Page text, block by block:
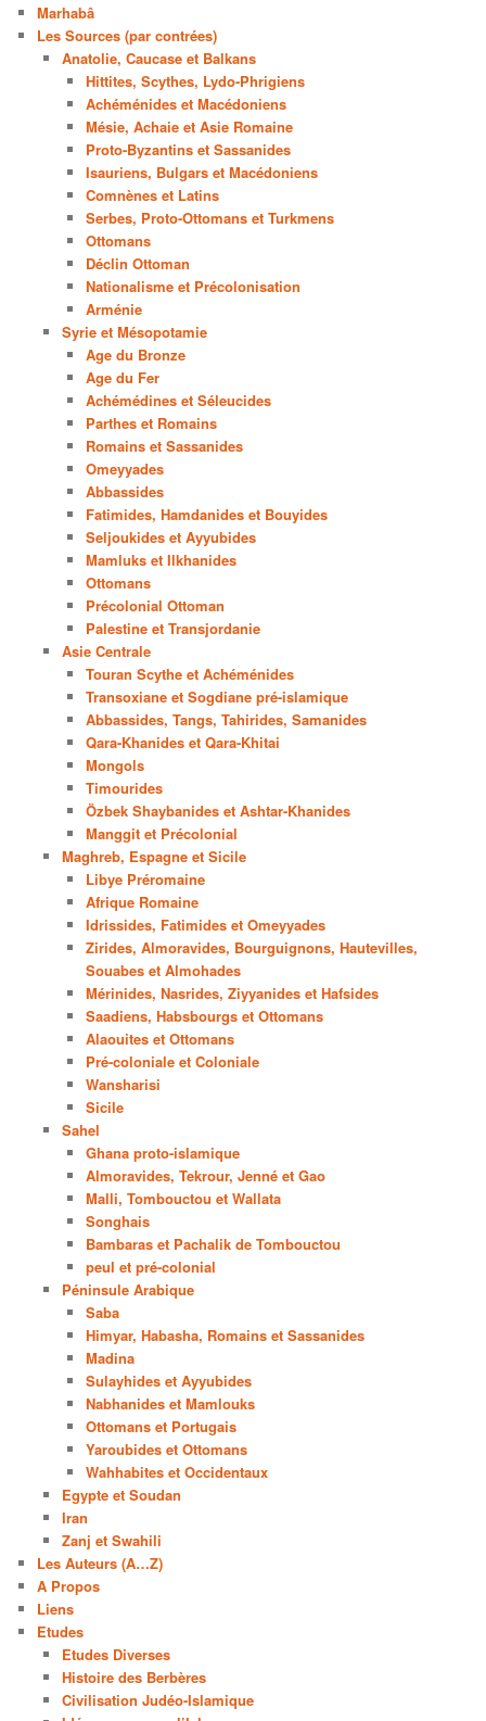
Marhabâ
Les Sources (par contrées)
Anatolie, Caucase et Balkans
Hittites, Scythes, Lydo-Phrigiens
Achéménides et Macédoniens
Mésie, Achaie et Asie Romaine
Proto-Byzantins et Sassanides
Isauriens, Bulgars et Macédoniens
Comnènes et Latins
Serbes, Proto-Ottomans et Turkmens
Ottomans
Déclin Ottoman
Nationalisme et Précolonisation
Arménie
Syrie et Mésopotamie
Age du Bronze
Age du Fer
Achémédines et Séleucides
Parthes et Romains
Romains et Sassanides
Omeyyades
Abbassides
Fatimides, Hamdanides et Bouyides
Seljoukides et Ayyubides
Mamluks et Ilkhanides
Ottomans
Précolonial Ottoman
Palestine et Transjordanie
Asie Centrale
Touran Scythe et Achéménides
Transoxiane et Sogdiane pré-islamique
Abbassides, Tangs, Tahirides, Samanides
Qara-Khanides et Qara-Khitai
Mongols
Timourides
Özbek Shaybanides et Ashtar-Khanides
Manggit et Précolonial
Maghreb, Espagne et Sicile
Libye Préromaine
Afrique Romaine
Idrissides, Fatimides et Omeyyades
Zirides, Almoravides, Bourguignons, Hautevilles,
Souabes et Almohades
Mérinides, Nasrides, Ziyyanides et Hafsides
Saadiens, Habsbourgs et Ottomans
Alaouites et Ottomans
Pré-coloniale et Coloniale
Wansharisi
Sicile
Sahel
Ghana proto-islamique
Almoravides, Tekrour, Jenné et Gao
Malli, Tombouctou et Wallata
Songhais
Bambaras et Pachalik de Tombouctou
peul et pré-colonial
Péninsule Arabique
Saba
Himyar, Habasha, Romains et Sassanides
Madina
Sulayhides et Ayyubides
Nabhanides et Mamlouks
Ottomans et Portugais
Yaroubides et Ottomans
Wahhabites et Occidentaux
Egypte et Soudan
Iran
Zanj et Swahili
Les Auteurs (A…Z)
A Propos
Liens
Etudes
Etudes Diverses
Histoire des Berbères
Civilisation Judéo-Islamique